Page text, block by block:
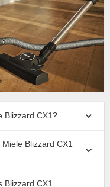
Blizzard CX1?
Blizzard CX1
Blizzard CX1